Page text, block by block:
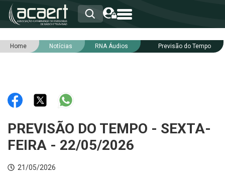
HOME
RNA
NOTÍCIAS
INTEGRIDADE
Home Notícias RNA Áudios Previsão do Tempo
PREVISÃO DO TEMPO - SEXTA-
FEIRA - 22/05/2026
21/05/2026